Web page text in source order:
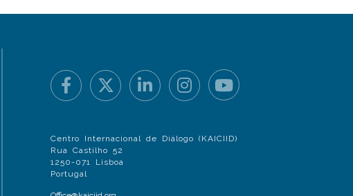
Centro Internacional de Diálogo (KAICIID)
Rua Castilho 52
1250-071 Lisboa
Portugal